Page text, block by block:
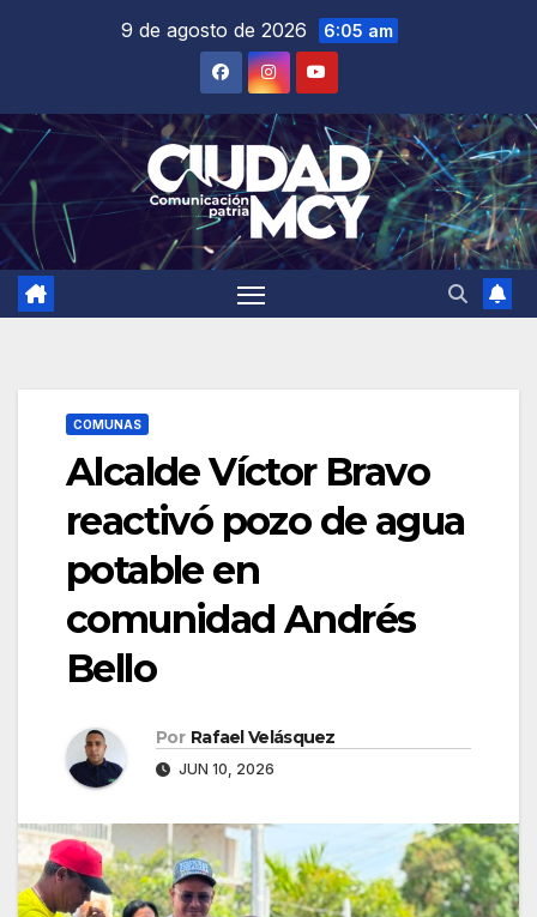
9 de agosto de 2026 6:05 am
COMUNAS
Alcalde Víctor Bravo
reactivó pozo de agua
potable en
comunidad Andrés
Bello
Por Rafael Velásquez
JUN 10, 2026